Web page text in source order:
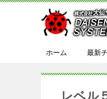
ホーム 最新
レベル